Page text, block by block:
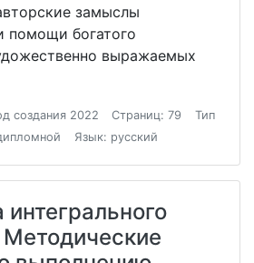
замыслы
помощи богатого
выражаемых
создания 2022 Страниц: 79
Тип
Язык: русский
интегрального
Методические